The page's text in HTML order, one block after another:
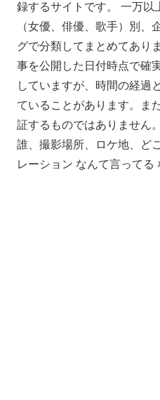
録するサイトです。 一万以
（女優、俳優、歌手）別、
グで分類してまとめてあり
事を公開した日付時点で確
していますが、時間の経過
ていることがあります。ま
証するものではありません
誰、撮影場所、ロケ地、ど
レーション なんて言ってる